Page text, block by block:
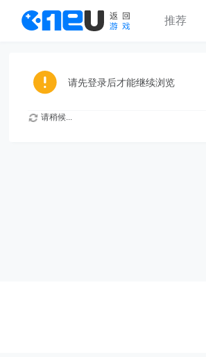
推荐
请先登录后才能继续浏览
请稍候...